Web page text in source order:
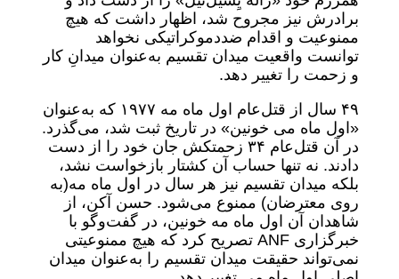
برادرش نیز مجروح شد، اظهار داشت که هیچ
ممنوعیت و اقدام ضددموکراتیکی نخواهد
توانست واقعیت میدان تقسیم به‌عنوان میدانِ کار
و زحمت را تغییر دهد.
۴۹ سال از قتل‌عام اول ماه مه ۱۹۷۷ که به‌عنوان
«اول ماه می خونین» در تاریخ ثبت شد، می‌گذرد.
در آن قتل‌عام ۳۴ زحمتکش جان خود را از دست
دادند. نه تنها حساب آن کشتار بازخواست نشد،
بلکه میدان تقسیم نیز هر سال در اول ماه مه‌(به
روی معترضان) ممنوع می‌شود. حسن آکن، از
شاهدان آن اول ماه مه خونین، در گفت‌و‌گو با
خبرگزاری ANF تصریح کرد که هیچ ممنوعیتی
نمی‌تواند حقیقت میدان تقسیم را به‌عنوان میدان